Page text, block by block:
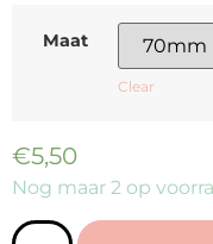
Maat
Clear
€5,50
Nog maar 2 op